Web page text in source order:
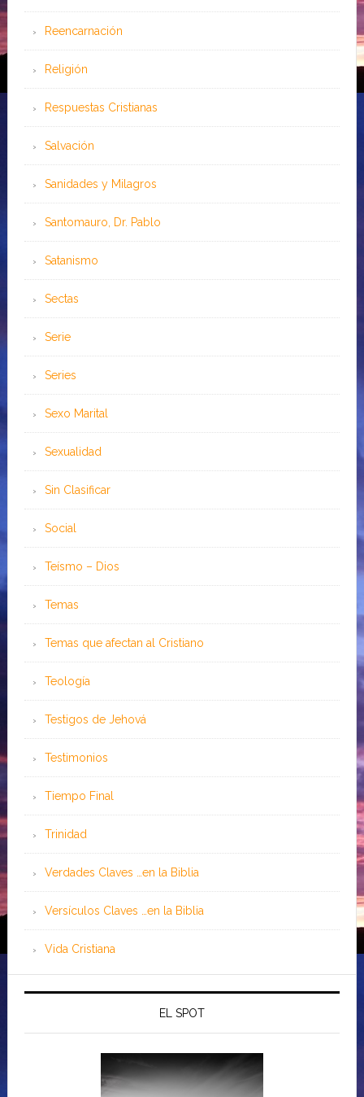
Reencarnación
Religión
Respuestas Cristianas
Salvación
Sanidades y Milagros
Santomauro, Dr. Pablo
Satanismo
Sectas
Serie
Series
Sexo Marital
Sexualidad
Sin Clasificar
Social
Teísmo – Dios
Temas
Temas que afectan al Cristiano
Teología
Testigos de Jehová
Testimonios
Tiempo Final
Trinidad
Verdades Claves …en la Biblia
Versículos Claves …en la Biblia
Vida Cristiana
EL SPOT